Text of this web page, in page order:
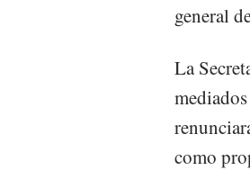
general
La
como